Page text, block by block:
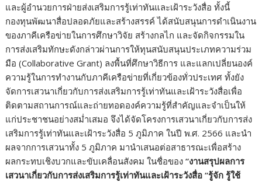
และผู้อำนวยการฝ่ายส่งเสริมการรู้เท่าทันและเฝ้าระวังสื่อ ทั้งนี้
กองทุนพัฒนาสื่อปลอดภัยและสร้างสรรค์ ได้สนับสนุนการดำเนินงาน
ของภาคีเครือข่ายในการศึกษาวิจัย สร้างกลไก และจัดกิจกรรมใน
การส่งเสริมทักษะดังกล่าวผ่านการให้ทุนสนับสนุนประเภทความร่วม
มือ (Collaborative Grant) ลงพื้นที่ศึกษาวิธีการ และแลกเปลี่ยนองค์
ความรู้ในการทำงานกับภาคีเครือข่ายที่เกี่ยวข้องทั่วประเทศ ทั้งยัง
จัดการเสวนาเกี่ยวกับการส่งเสริมการรู้เท่าทันและเฝ้าระวังสื่อเพื่อ
ติดตามสถานการณ์และถ่ายทอดองค์ความรู้ที่สำคัญและจำเป็นให้
แก่ประชาชนอย่างสม่ำเสมอ จึงได้จัดโครงการเสวนาเกี่ยวกับการส่ง
เสริมการรู้เท่าทันและเฝ้าระวังสื่อ 5 ภูมิภาค ในปี พ.ศ. 2566 และนำ
ผลจากการเสวนาทั้ง 5 ภูมิภาค มานำเสนอต่อสาธารณะเพื่อสร้าง
ผลกระทบเชิงบวกและขับเคลื่อนสังคม ในชื่อของ“งานสรุปผลการ
เสวนาเกี่ยวกับการส่งเสริมการรู้เท่าทันและเฝ้าระวังสื่อ“รู้จัก รู้ใช้